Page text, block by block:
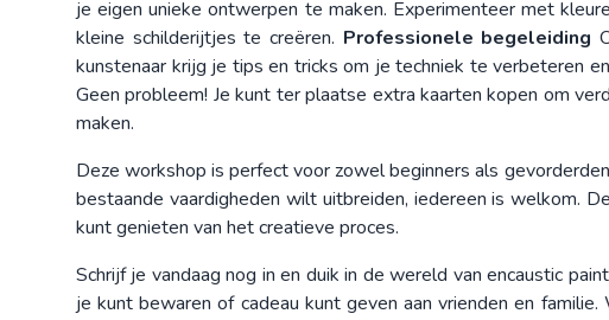
je eigen unieke ontwerpen te maken. Experimenteer met
kleine schilderijtjes te creëren. Professionele begeleiding
kunstenaar krijg je tips en tricks om je techniek te verbeteren
Geen probleem! Je kunt ter plaatse extra kaarten kopen om
maken.
Deze workshop is perfect voor zowel beginners als
bestaande vaardigheden wilt uitbreiden, iedereen is welkom.
kunt genieten van het creatieve proces.
Schrijf je vandaag nog in en duik in de wereld van encaustic
je kunt bewaren of cadeau kunt geven aan vrienden en